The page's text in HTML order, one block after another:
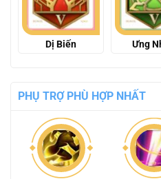
Dị Biến Ưng
PHỤ TRỢ PHÙ HỢP NHẤT